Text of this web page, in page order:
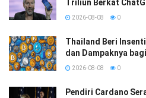
Triliun Berkat
2026-08-08 0
Thailand Beri
dan Dampaknya
2026-08-08 0
Pendiri Cardano